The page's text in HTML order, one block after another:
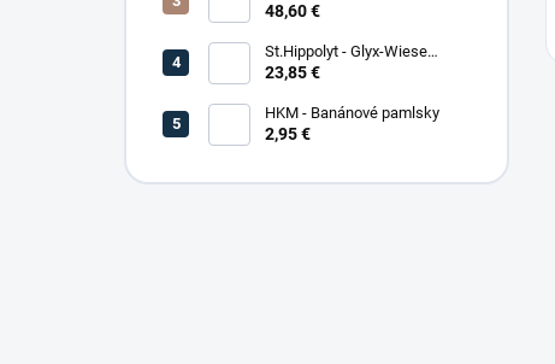
48,60 €
St.Hippolyt - Glyx-Wiese
Seniorfaser
23,85 €
HKM - Banánové pamlsky
2,95 €